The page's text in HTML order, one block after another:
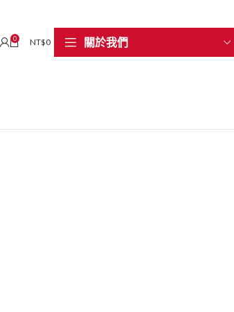
0 NT$0 關於我們